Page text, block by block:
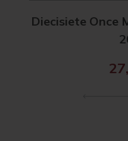
Diecisiete Once